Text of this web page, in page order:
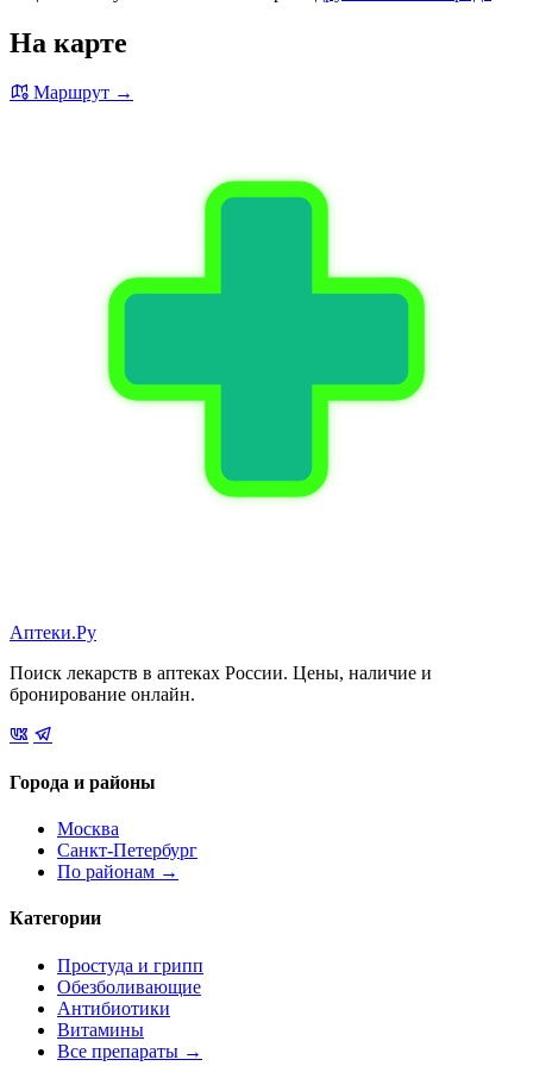
На карте
Маршрут →
Аптеки.Ру
Поиск лекарств в аптеках России. Цены, наличие и
бронирование онлайн.
Города и районы
Москва
Санкт-Петербург
По районам →
Категории
Простуда и грипп
Обезболивающие
Антибиотики
Витамины
Все препараты →